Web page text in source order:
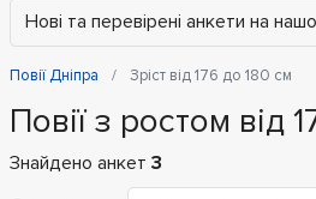
Нові та перевірені анкети на
Повії Дніпра Зріст від 176 до 180 см
Повії з ростом від
Знайдено анкет 3